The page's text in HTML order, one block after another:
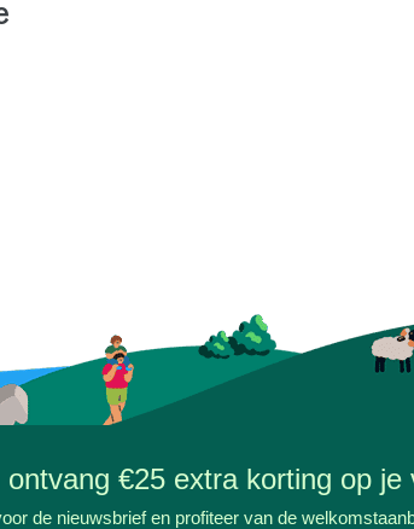
€25 extra korting op je
de nieuwsbrief en profiteer van de